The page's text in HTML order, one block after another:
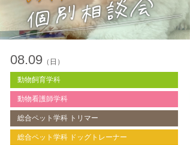
08.09 （日）
動物飼育学科
動物看護師学科
総合ペット学科 トリマー
総合ペット学科 ドッグトレーナー